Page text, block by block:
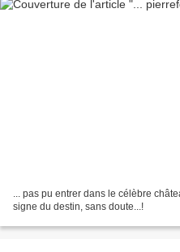
... pas pu entrer dans le célèbre
signe du destin, sans doute...!